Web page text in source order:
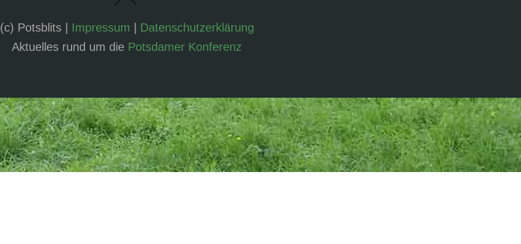
(c) Potsblits | Impressum | Datenschutzerklärung
Aktuelles rund um die Potsdamer Konferenz